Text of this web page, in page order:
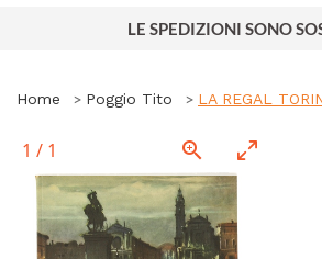
LE SPEDIZIONI SONO
Home Poggio Tito LA REGAL
1 / 1